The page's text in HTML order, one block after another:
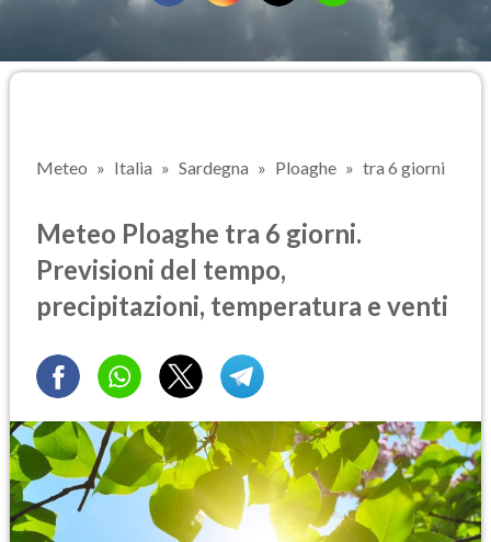
Meteo Italia Sardegna Ploaghe tra 6 giorni
Meteo Ploaghe tra 6 giorni.
Previsioni del tempo,
precipitazioni, temperatura e venti